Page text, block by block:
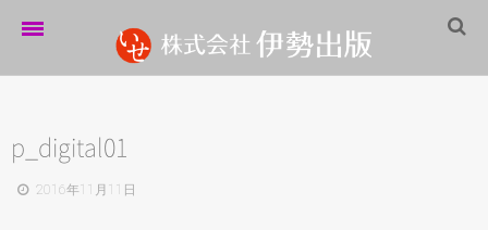
伊勢出版だより
営業案内
p_digital01
2016年11月11日